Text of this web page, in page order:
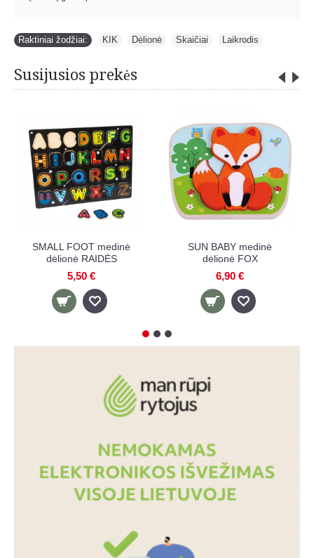
Raktiniai žodžiai: KIK Dėlionė Skaičiai Laikrodis
Susijusios prekės
JUMINI medinė dėlionė
LAIKRODIS
13,50 €
KRUZZEL medinė dėlionė
GYVŪNAI
6,20 €